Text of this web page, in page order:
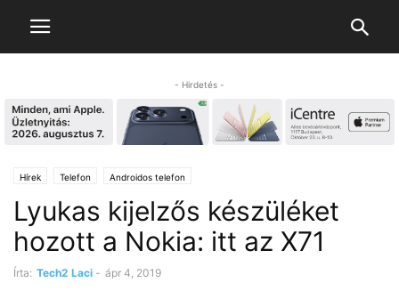
- Hirdetés -
Hírek Telefon Androidos telefon
Lyukas kijelzős készüléket
hozott a Nokia: itt az X71
Írta: Tech2 Laci - ápr 4, 2019